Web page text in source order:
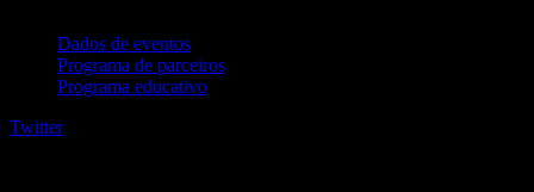
Dados de eventos
Programa de parceiros
Programa educativo
Twitter